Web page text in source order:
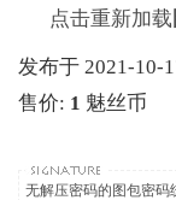
点击重新加载
发布于 2021-10-
售价: 1 魅丝币
无解压密码的图包密码